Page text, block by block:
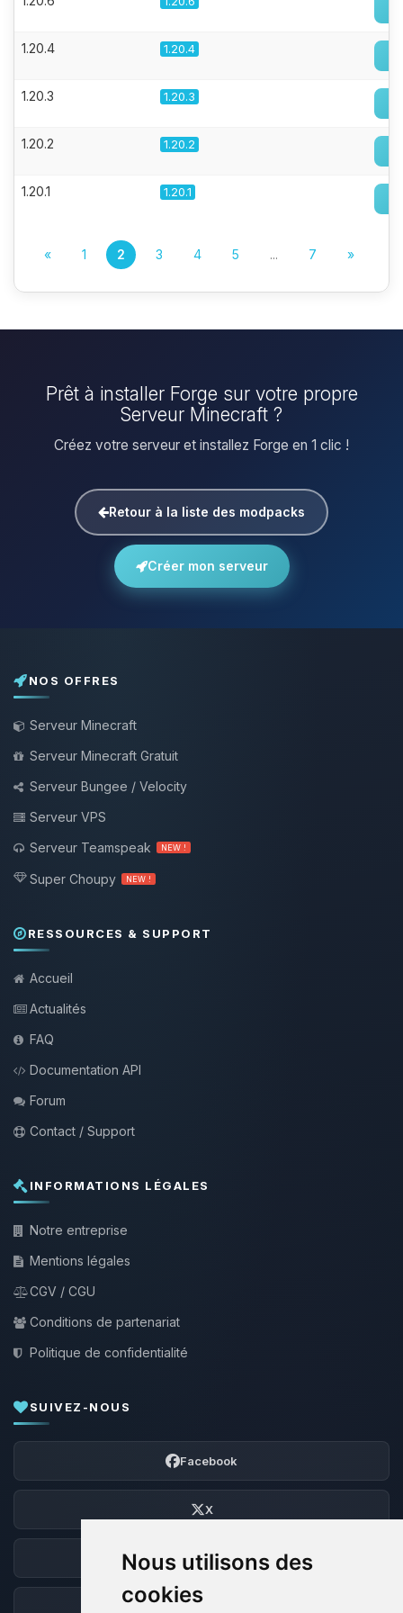
Nous utilisons des
cookies
1.20.4 1.20.4
1.20.3 1.20.3
1.20.2 1.20.2
1.20.1 1.20.1
« 1 2 3 4 5 ... 7 »
Prêt à installer Forge sur votre propre
Serveur Minecraft ?
Créez votre serveur et installez Forge en 1 clic !
Retour à la liste des modpacks
Créer mon serveur
NOS OFFRES
Serveur Minecraft
Serveur Minecraft Gratuit
Serveur Bungee / Velocity
Serveur VPS
Serveur Teamspeak
NEW !
Super Choupy NEW !
RESSOURCES & SUPPORT
Accueil
Actualités
FAQ
Documentation API
Forum
Contact / Support
INFORMATIONS LÉGALES
Notre entreprise
Mentions légales
CGV / CGU
Conditions de partenariat
Politique de confidentialité
SUIVEZ-NOUS
Facebook
X
Discord
Forum